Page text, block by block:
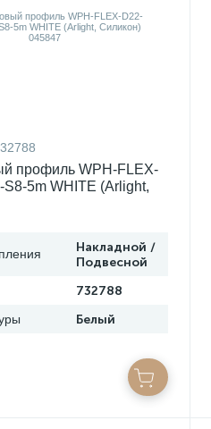
профиль WPH-FLEX-
S8-5m WHITE (Arlight,
Накладной /
Подвесной
732788
Белый